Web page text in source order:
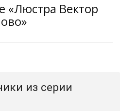
«Люстра Вектор
из серии